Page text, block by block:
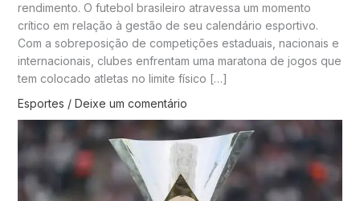
rendimento. O futebol brasileiro atravessa um momento
crítico em relação à gestão de seu calendário esportivo.
Com a sobreposição de competições estaduais, nacionais e
internacionais, clubes enfrentam uma maratona de jogos que
tem colocado atletas no limite físico […]
Esportes / Deixe um comentário